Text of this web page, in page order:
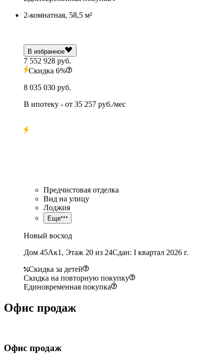
2-комнатная, 58,5 м²
В избранное
7 552 928 руб.
Скидка 6%
8 035 030 руб.
В ипотеку - от 35 257 руб./мес
Предчистовая отделка
Вид на улицу
Лоджия
Еще
Новый восход
Дом 45Ак1, Этаж 20 из 24Сдан: I квартал 2026 г.
Скидка за детей
Скидка на повторную покупку
Единовременная покупка
Офис продаж
Офис продаж